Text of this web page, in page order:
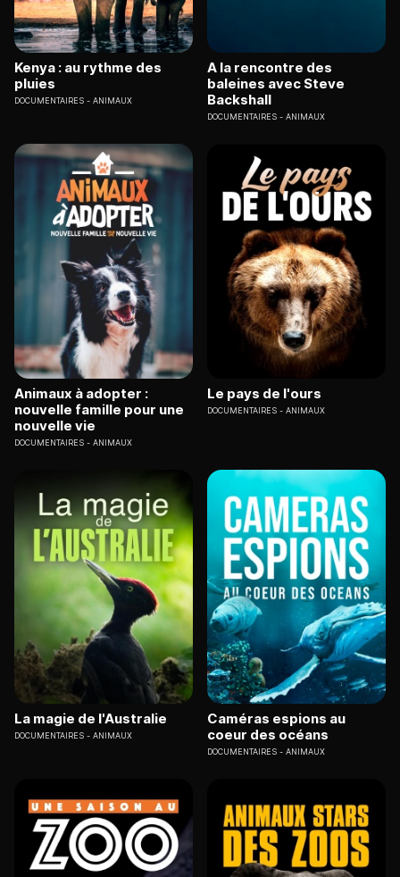
Kenya : au rythme des
pluies
DOCUMENTAIRES ANIMAUX
A la rencontre des
baleines avec Steve
Backshall
DOCUMENTAIRES ANIMAUX
Animaux à adopter :
nouvelle famille pour une
nouvelle vie
DOCUMENTAIRES ANIMAUX
Le pays de l'ours
DOCUMENTAIRES ANIMAUX
La magie de l'Australie
DOCUMENTAIRES ANIMAUX
Caméras espions au
coeur des océans
DOCUMENTAIRES ANIMAUX